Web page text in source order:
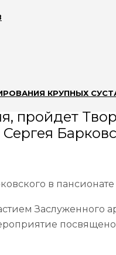
КРУПНЫХ
в пансионате
Заслуженного